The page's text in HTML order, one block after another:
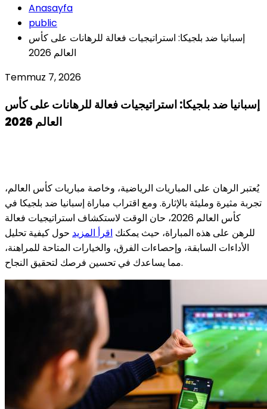
Anasayfa
public
إسبانيا ضد بلجيكا: استراتيجيات فعالة للرهانات على كأس
العالم 2026
Temmuz 7, 2026
إسبانيا ضد بلجيكا: استراتيجيات فعالة للرهانات على كأس
العالم 2026
يُعتبر الرهان على المباريات الرياضية، وخاصة مباريات كأس العالم،
تجربة مثيرة ومليئة بالإثارة. ومع اقتراب مباراة إسبانيا ضد بلجيكا في
كأس العالم 2026، حان الوقت لاستكشاف استراتيجيات فعالة
للرهن على هذه المباراة، حيث يمكنك اقرأ المزيد حول كيفية تحليل
الأداءات السابقة، وإحصاءات الفرق، والخيارات المتاحة للمراهنة،
مما يساعدك في تحسين فرصك لتحقيق النجاح.